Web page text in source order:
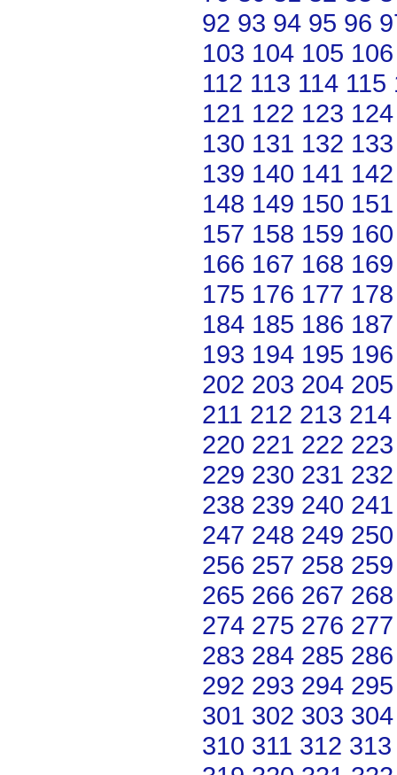
92 93 94 95 96
103 104 105 106
112 113 114 115
121 122 123 124
130 131 132 133
139 140 141 142
148 149 150 151
157 158 159 160
166 167 168 169
175 176 177 178
184 185 186 187
193 194 195 196
202 203 204 205
211 212 213 214
220 221 222 223
229 230 231 232
238 239 240 241
247 248 249 250
256 257 258 259
265 266 267 268
274 275 276 277
283 284 285 286
292 293 294 295
301 302 303 304
310 311 312 313